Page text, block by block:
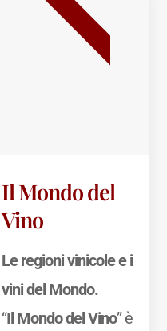
Il Mondo del
Vino
Le regioni vinicole e i
vini del Mondo.
“Il Mondo del Vino” è
BESTSELLER